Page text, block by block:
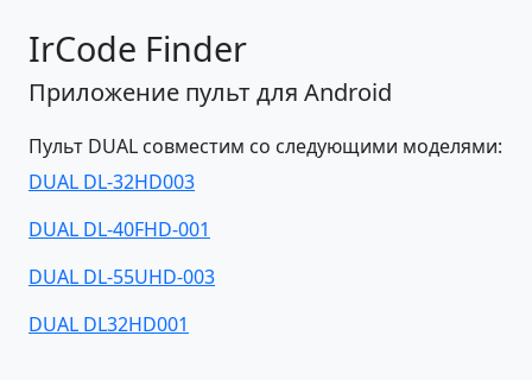
IrCode Finder
Приложение пульт для Android
Пульт DUAL совместим со следующими моделями:
DUAL DL-32HD003
DUAL DL-40FHD-001
DUAL DL-55UHD-003
DUAL DL32HD001